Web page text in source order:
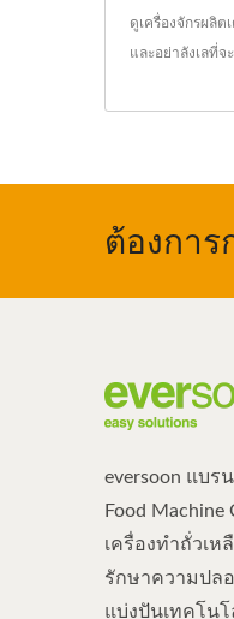
ดูเครื่องจักรผลิ
และอย่าลังเลที่จะ
ต้องการ
eversoon แบร
Food Machine
เครื่องทำถั่วเห
รักษาความปล
แบ่งปันเทคโน